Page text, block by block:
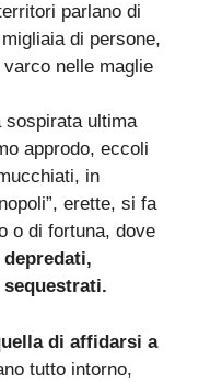
parlano di
di persone,
nelle maglie
sospirata ultima
approdo, eccoli
in
erette, si fa
o di fortuna, dove
depredati,
di affidarsi a
tutto intorno,